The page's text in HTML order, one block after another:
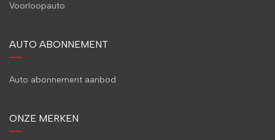
Voorloopauto
AUTO ABONNEMENT
Auto abonnement aanbod
ONZE MERKEN